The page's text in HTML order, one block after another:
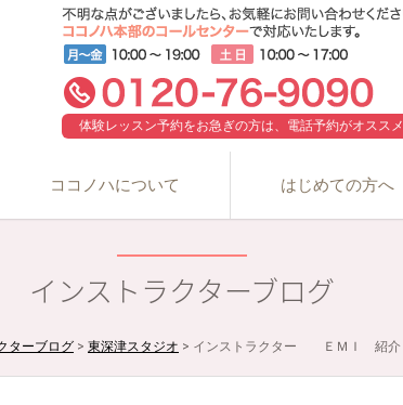
体験レッスン予約をお急ぎの方は、電話予約がオススメ
ココノハについて はじめての方へ
インストラクターブログ
ターブログ > 東深津スタジオ > インストラクター ＥＭＩ 紹介